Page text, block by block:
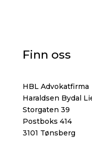
Finn oss
HBL Advokatfirma
Haraldsen Bydal
Storgaten 39
Postboks 414
3101 Tønsberg